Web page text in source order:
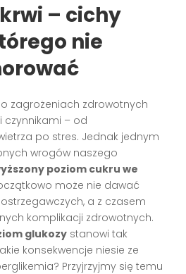
– cichy
nie
o zagrożeniach zdrowotnych
czynnikami – od
po stres. Jednak jednym
wrogów naszego
poziom cukru we
może nie dawać
a z czasem
komplikacji zdrowotnych.
glukozy stanowi tak
konsekwencje niesie ze
Przyjrzyjmy się temu